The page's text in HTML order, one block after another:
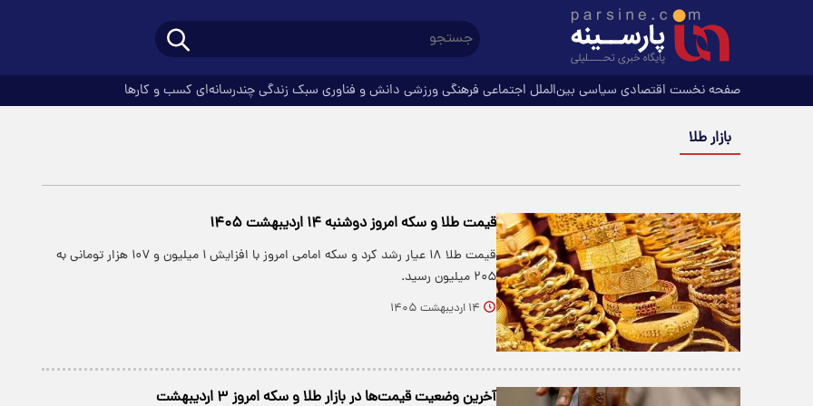
صفحه نخست اقتصادی سیاسی بین‌الملل اجتماعی فرهنگیورزشی دانش و فناوری سبک زندگیچندرسانه‌ای کسب و کارها
بازار طلا
قیمت طلا و سکه امروز دوشنبه ۱۴ اردیبهشت ۱۴۰۵
قیمت طلا ۱۸ عیار رشد کرد و سکه امامی امروز با افزایش ۱ میلیون و ۱۰۷ هزار تومانی به
۲۰۵ میلیون رسید.
۱۴ اردیبهشت ۱۴۰۵
آخرین وضعیت قیمت‌ها در بازار طلا و سکه امروز ۳ اردیبهشت